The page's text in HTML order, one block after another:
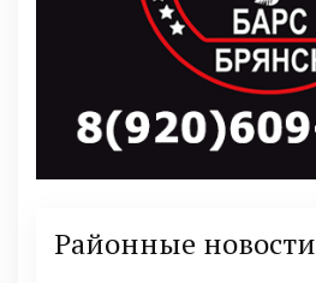
Районные новости